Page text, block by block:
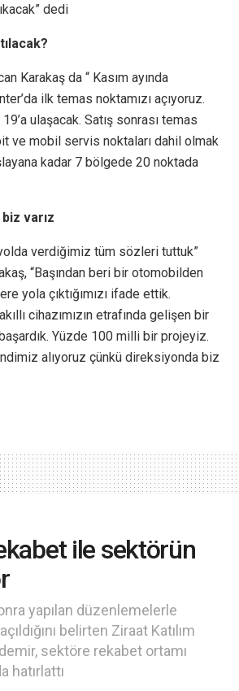
dedi
Karakaş da “ Kasım ayında
ilk temas noktamızı açıyoruz.
ulaşacak. Satış sonrası temas
ve mobil servis noktaları dahil olmak
kadar 7 bölgede 20 noktada
varız
verdiğimiz tüm sözleri tuttuk”
“Başından beri bir otomobilden
yola çıktığımızı ifade ettik.
cihazımızın etrafında gelişen bir
Yüzde 100 milli bir projeyiz.
alıyoruz çünkü direksiyonda biz
ile sektörün
yapılan düzenlemelerle
belirten Ziraat Katılım
sektöre rekabet ortamı
hatırlattı